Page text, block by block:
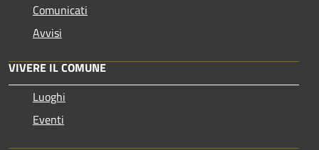
Comunicati
Avvisi
VIVERE IL COMUNE
Luoghi
Eventi